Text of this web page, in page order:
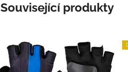
Související produkty